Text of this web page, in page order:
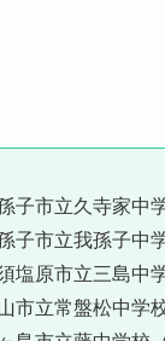
市立久寺家中学
市立我孫子中学
原市立三島中学
立常盤松中学校